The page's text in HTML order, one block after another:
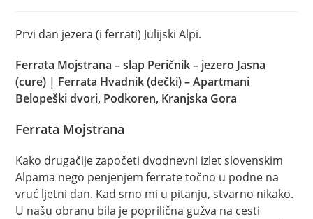
Prvi dan jezera (i ferrati) Julijski Alpi.
Ferrata Mojstrana – slap Peričnik – jezero Jasna
(cure) | Ferrata Hvadnik (dečki) – Apartmani
Belopeški dvori, Podkoren, Kranjska Gora
Ferrata Mojstrana
Kako drugačije započeti dvodnevni izlet slovenskim
Alpama nego penjenjem ferrate točno u podne na
vruć ljetni dan. Kad smo mi u pitanju, stvarno nikako.
U našu obranu bila je poprilična gužva na cesti